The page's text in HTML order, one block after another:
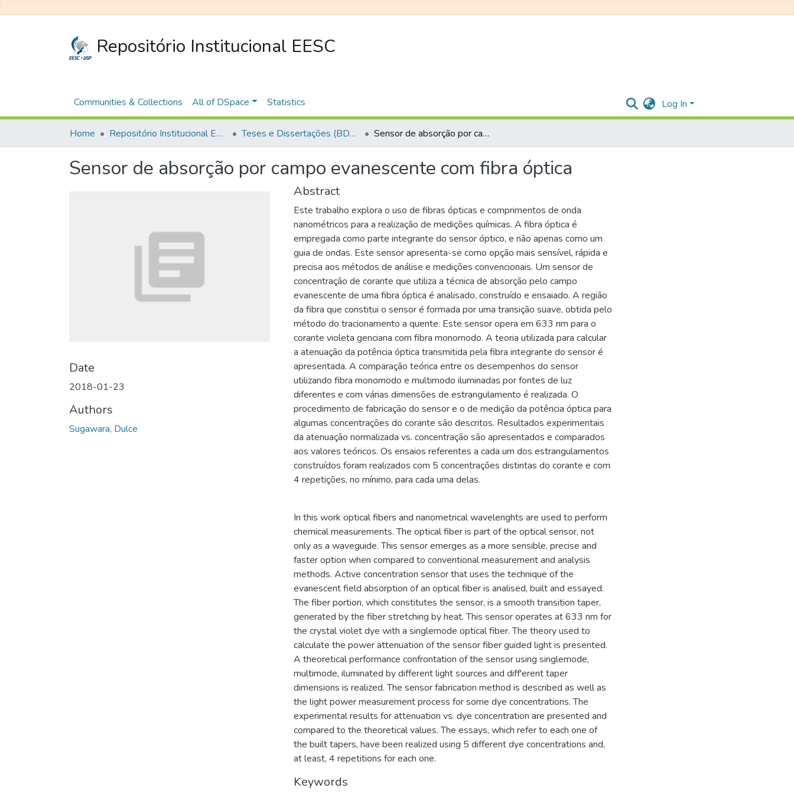
Repositório Institucional EESC
Communities & Collections All of DSpace Statistics Log In
Home Repositório Institucional EESC Teses e Dissertações (BDTD USP) Sensor de absorção por campo evanescente com fibra óptica
Sensor de absorção por campo evanescente com fibra óptica
Date
2018-01-23
Authors
Sugawara, Dulce
Abstract
Este trabalho explora o uso de fibras ópticas e comprimentos de onda
nanométricos para a realização de medições químicas. A fibra óptica é
empregada como parte integrante do sensor óptico, e não apenas como um
guia de ondas. Este sensor apresenta-se como opção mais sensível, rápida e
precisa aos métodos de análise e medições convencionais. Um sensor de
concentração de corante que utiliza a técnica de absorção pelo campo
evanescente de uma fibra óptica é analisado, construído e ensaiado. A região
da fibra que constitui o sensor é formada por uma transição suave, obtida pelo
método do tracionamento a quente. Este sensor opera em 633 nm para o
corante violeta genciana com fibra monomodo. A teoria utilizada para calcular
a atenuação da potência óptica transmitida pela fibra integrante do sensor é
apresentada. A comparação teórica entre os desempenhos do sensor
utilizando fibra monomodo e multimodo iluminadas por fontes de luz
diferentes e com várias dimensões de estrangulamento é realizada. O
procedimento de fabricação do sensor e o de medição da potência óptica para
algumas concentrações do corante são descritos. Resultados experimentais
da atenuação normalizada vs. concentração são apresentados e comparados
aos valores teóricos. Os ensaios referentes a cada um dos estrangulamentos
construídos foram realizados com 5 concentrações distintas do corante e com
4 repetições, no mínimo, para cada uma delas.
In this work optical fibers and nanometrical wavelenghts are used to perform
chemical measurements. The optical fiber is part of the optical sensor, not
only as a waveguide. This sensor emerges as a more sensible, precise and
faster option when compared to conventional measurement and analysis
methods. Active concentration sensor that uses the technique of the
evanescent field absorption of an optical fiber is analised, built and essayed.
The fiber portion, which constitutes the sensor, is a smooth transition taper,
generated by the fiber stretching by heat. This sensor operates at 633 nm for
the crystal violet dye with a singlemode optical fiber. The theory used to
calculate the power attenuation of the sensor fiber guided light is presented.
A theoretical performance confrontation of the sensor using singlemode,
multimode, iluminated by different light sources and diff'erent taper
dimensions is realized. The sensor fabrication method is described as well as
the light power measurement process for some dye concentrations. The
experimental results for attenuation vs. dye concentration are presented and
compared to the theoretical values. The essays, which refer to each one of
the built tapers, have been realized using 5 different dye concentrations and,
at least, 4 repetitions for each one.
Keywords